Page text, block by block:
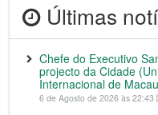
Últimas
Chefe do Executivo
projecto da Cidade
Internacional de
6 de Agosto de 2026 às 22:43